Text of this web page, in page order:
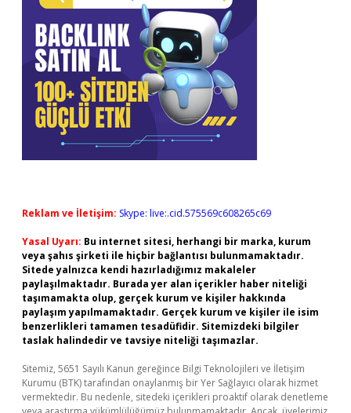
Reklam ve İletişim: Skype: live:.cid.575569c608265c69
Yasal Uyarı: Bu internet sitesi, herhangi bir marka, kurum
veya şahıs şirketi ile hiçbir bağlantısı bulunmamaktadır.
Sitede yalnızca kendi hazırladığımız makaleler
paylaşılmaktadır. Burada yer alan içerikler haber niteliği
taşımamakta olup, gerçek kurum ve kişiler hakkında
paylaşım yapılmamaktadır. Gerçek kurum ve kişiler ile isim
benzerlikleri tamamen tesadüfidir. Sitemizdeki bilgiler
taslak halindedir ve tavsiye niteliği taşımazlar.
Sitemiz, 5651 Sayılı Kanun gereğince Bilgi Teknolojileri ve İletişim
Kurumu (BTK) tarafından onaylanmış bir Yer Sağlayıcı olarak hizmet
vermektedir. Bu nedenle, sitedeki içerikleri proaktif olarak denetleme